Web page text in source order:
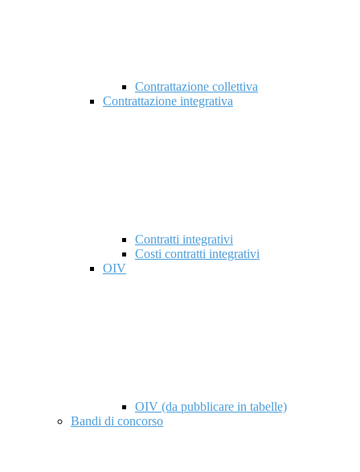
Contrattazione collettiva
Contrattazione integrativa
Contratti integrativi
Costi contratti integrativi
OIV
OIV (da pubblicare in tabelle)
Bandi di concorso